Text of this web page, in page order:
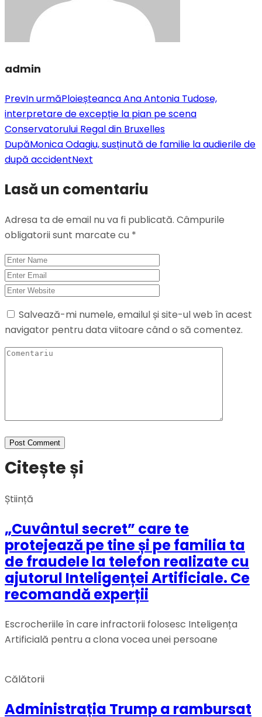
admin
PrevIn urmăPloieșteanca Ana Antonia Tudose,
interpretare de excepție la pian pe scena
Conservatorului Regal din Bruxelles
DupăMonica Odagiu, susținută de familie la audierile de
după accidentNext
Lasă un comentariu
Adresa ta de email nu va fi publicată. Câmpurile
obligatorii sunt marcate cu *
Salvează-mi numele, emailul și site-ul web în acest
navigator pentru data viitoare când o să comentez.
Citește și
Știință
„Cuvântul secret” care te
protejează pe tine și pe familia ta
de fraudele la telefon realizate cu
ajutorul Inteligenței Artificiale. Ce
recomandă experții
Escrocheriile în care infractorii folosesc Inteligența
Artificială pentru a clona vocea unei persoane
Călătorii
Administrația Trump a rambursat